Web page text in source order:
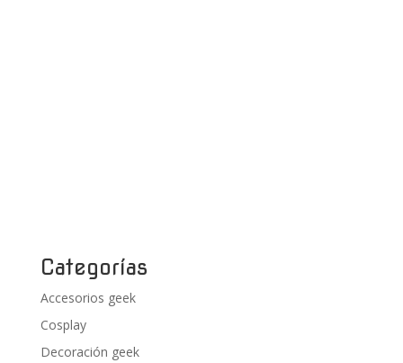
Categorías
Accesorios geek
Cosplay
Decoración geek